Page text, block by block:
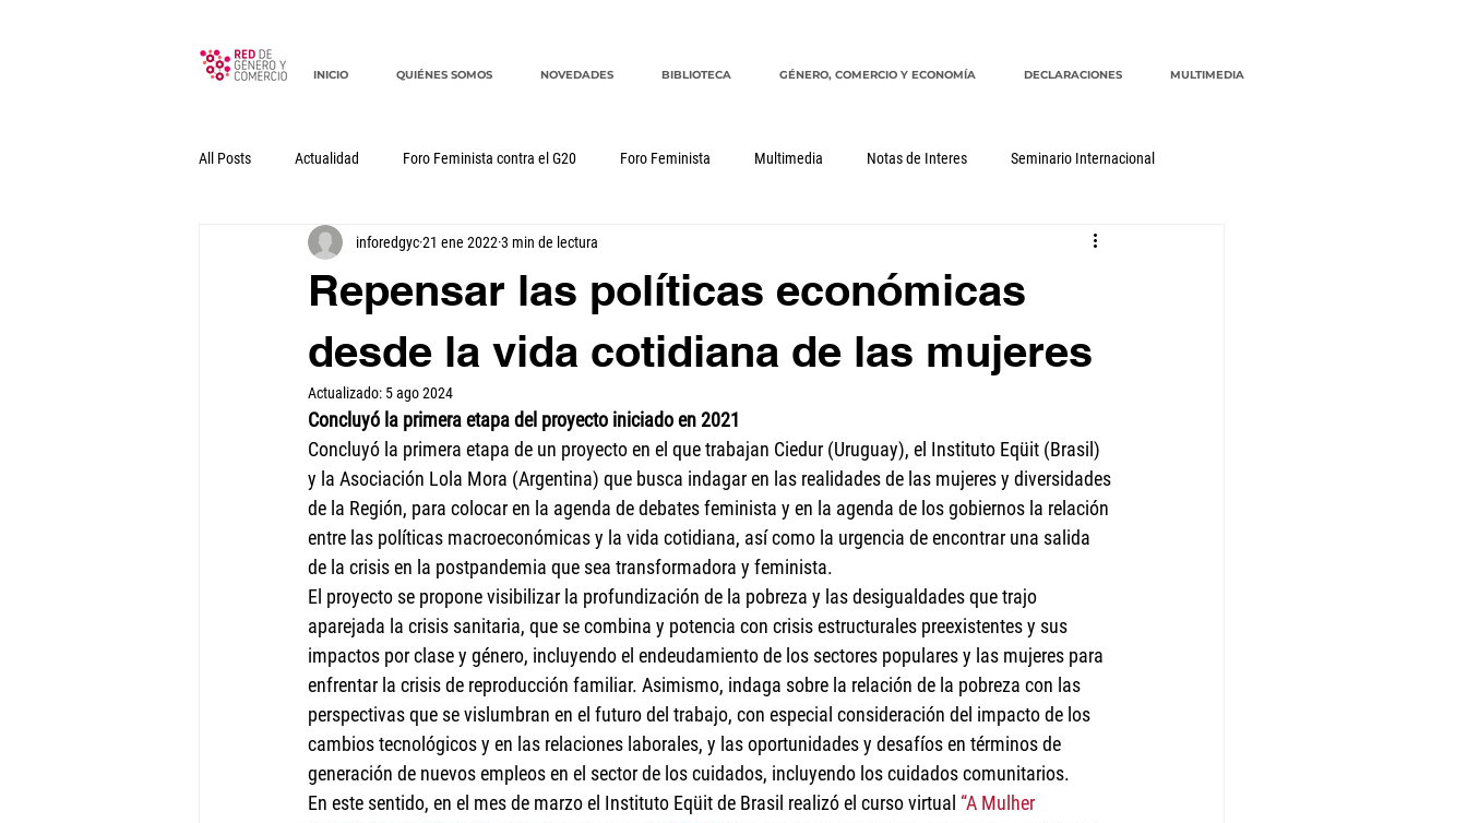
INICIO QUIÉNES SOMOS NOVEDADES BIBLIOTECA GÉNERO, COMERCIO Y ECONOMÍA DECLARACIONES MULTIMEDIA
All Posts Actualidad Foro Feminista contra el G20 Foro Feminista Multimedia Notas de Interes Seminario Internacional
Documentos Declaraciones Género, comercio y economía
Repensar las políticas económicas
desde la vida cotidiana de las mujeres
inforedgyc21 ene 2022 3 min de lectura
Actualizado: 5 ago 2024
Concluyó la primera etapa del proyecto iniciado en 2021
Concluyó la primera etapa de un proyecto en el que trabajan Ciedur (Uruguay), el Instituto Eqüit (Brasil)
y la Asociación Lola Mora (Argentina) que busca indagar en las realidades de las mujeres y diversidades
de la Región, para colocar en la agenda de debates feminista y en la agenda de los gobiernos la relación
entre las políticas macroeconómicas y la vida cotidiana, así como la urgencia de encontrar una salida
de la crisis en la postpandemia que sea transformadora y feminista.
El proyecto se propone visibilizar la profundización de la pobreza y las desigualdades que trajo
aparejada la crisis sanitaria, que se combina y potencia con crisis estructurales preexistentes y sus
impactos por clase y género, incluyendo el endeudamiento de los sectores populares y las mujeres para
enfrentar la crisis de reproducción familiar. Asimismo, indaga sobre la relación de la pobreza con las
perspectivas que se vislumbran en el futuro del trabajo, con especial consideración del impacto de los
cambios tecnológicos y en las relaciones laborales, y las oportunidades y desafíos en términos de
generación de nuevos empleos en el sector de los cuidados, incluyendo los cuidados comunitarios.
En este sentido, en el mes de marzo el Instituto Eqüit de Brasil realizó el curso virtual “A Mulher